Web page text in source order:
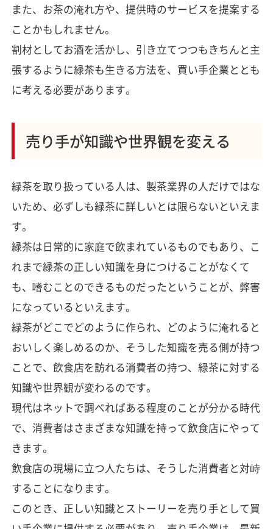
また、お茶の淹れ方や、提供時のサービスを提案する
ことかもしれません。
割材としてお酒を活かし、引き立てつつもきちんと主
張するように緑茶も生きる方法を、買い手企業ととも
に考える必要があります。
売り手が知識や世界観を変える
緑茶を取り扱っている人は、製茶業界の人だけではな
いため、必ずしも緑茶に詳しいとは限らないといえま
す。
緑茶は日常的に家庭で飲まれているものでもあり、こ
れまで緑茶の正しい知識を身につけることがなくて
も、嗜むことのできるものだったということが、弊害
になっているといえます。
緑茶がどこでどのように作られ、どのように淹れると
おいしく楽しめるのか、そうした知識を売る側が持つ
ことで、飲食店を訪れる消費者の持つ、緑茶に対する
知識や世界観が変わるのです。
現代はネットで調べればある程度のことが分かる時代
で、消費者はさまざまな知識を持って飲食店にやって
きます。
飲食店の現場に立つ人たちは、そうした消費者と対峙
することになります。
このとき、正しい知識とストーリーを売り手として買